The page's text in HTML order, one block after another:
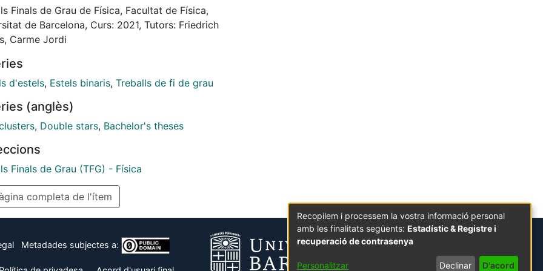
binaries. We find that the binary fraction
the reported general trend of increasing for higher
and it also behaves as expected with open
between the binary fraction and the open
age
Finals de Grau de Física, Facultat de Física,
de Barcelona, Curs: 2021, Tutors: Friedrich
Carme Jordi
d'estels, Estels binaris, Treballs de fi de grau
(anglès)
, Double stars, Bachelor's theses
Finals de Grau (TFG) - Física
completa de l'ítem
Metadades subjectes a:
Recopilem i processem la vostra informació personal
amb les finalitats següents: Estadístic & Registre i
recuperació de contrasenya
Personalitzar Declinar D'acord